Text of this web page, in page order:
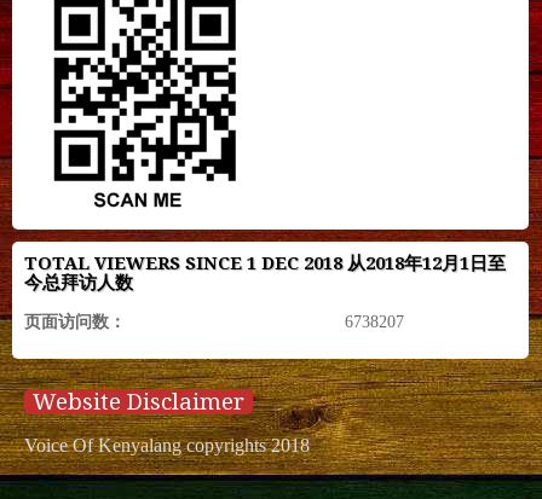
TOTAL VIEWERS SINCE 1 DEC 2018 从2018年12月1日至
今总拜访人数
页面访问数： 6738207
Website Disclaimer
Voice Of Kenyalang copyrights 2018